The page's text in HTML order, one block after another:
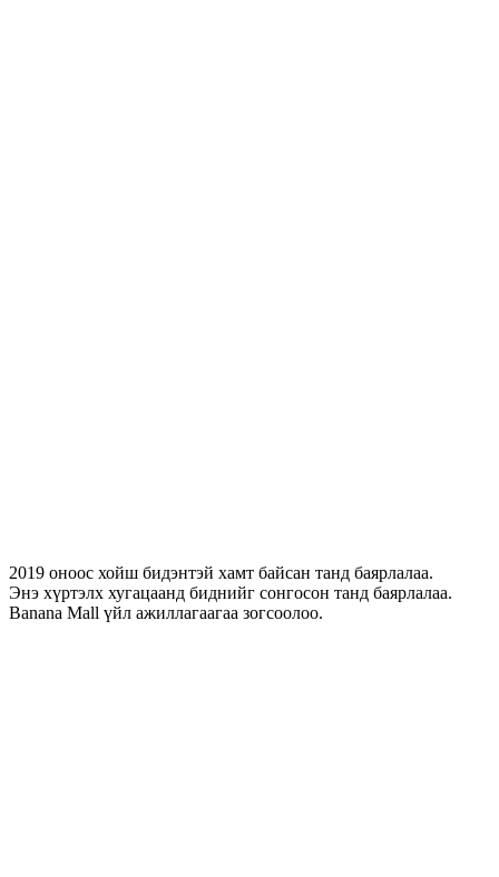
2019 оноос хойш бидэнтэй хамт байсан танд баярлалаа.
Энэ хүртэлх хугацаанд биднийг сонгосон танд баярлалаа.
Banana Mall үйл ажиллагаагаа зогсоолоо.